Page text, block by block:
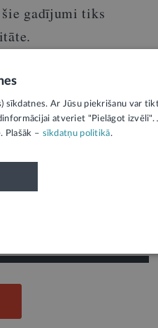
gadījumi tiks
tās saturu atbild iesūtītājs.
sīkdatnes. Ar Jūsu piekrišanu var
atveriet "Pielāgot izvēli".
Plašāk – sīkdatņu politikā.